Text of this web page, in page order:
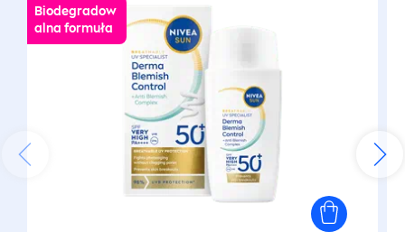
Biodegradow
alna formuła